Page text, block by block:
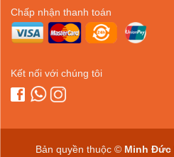
Chấp nhận thanh toán
Kết nối với chúng tôi
Bản quyền thuộc © Minh Đức